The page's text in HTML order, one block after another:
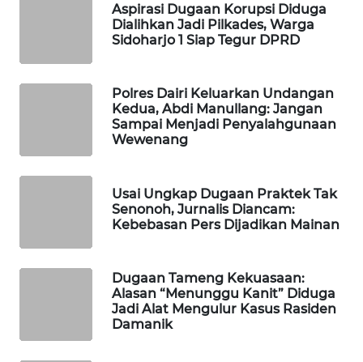
Aspirasi Dugaan Korupsi Diduga
Dialihkan Jadi Pilkades, Warga
Sidoharjo 1 Siap Tegur DPRD
Polres Dairi Keluarkan Undangan
Kedua, Abdi Manullang: Jangan
Sampai Menjadi Penyalahgunaan
Wewenang
Usai Ungkap Dugaan Praktek Tak
Senonoh, Jurnalis Diancam:
Kebebasan Pers Dijadikan Mainan
Dugaan Tameng Kekuasaan:
Alasan “Menunggu Kanit” Diduga
Jadi Alat Mengulur Kasus Rasiden
Damanik
METRO
MEDAN
NEWS
NEWS